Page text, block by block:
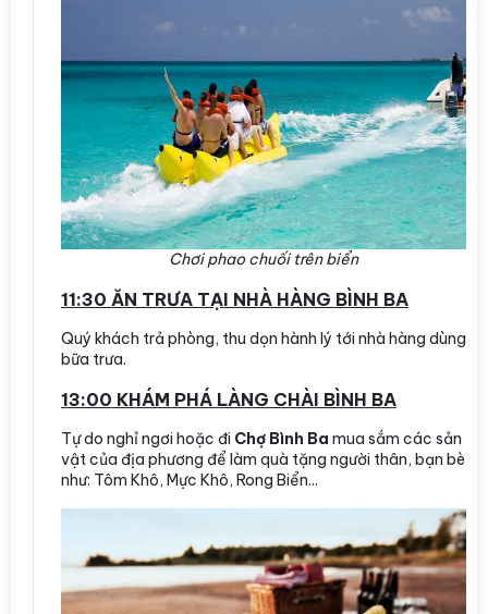
Chơi phao chuối trên biển
11:30 ĂN TRƯA TẠI NHÀ HÀNG BÌNH BA
Quý khách trả phòng, thu dọn hành lý tới nhà hàng dùng
bữa trưa.
13:00 KHÁM PHÁ LÀNG CHÀI BÌNH BA
Tự do nghỉ ngơi hoặc đi Chợ Bình Ba mua sắm các sản
vật của địa phương để làm quà tặng người thân, bạn bè
như: Tôm Khô, Mực Khô, Rong Biển...